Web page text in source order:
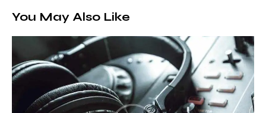
You May Also Like